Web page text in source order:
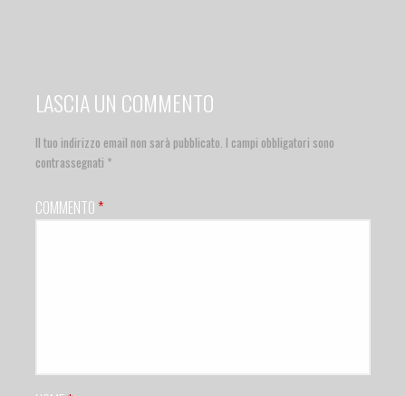
LASCIA UN COMMENTO
Il tuo indirizzo email non sarà pubblicato. I campi obbligatori sono
contrassegnati *
COMMENTO *